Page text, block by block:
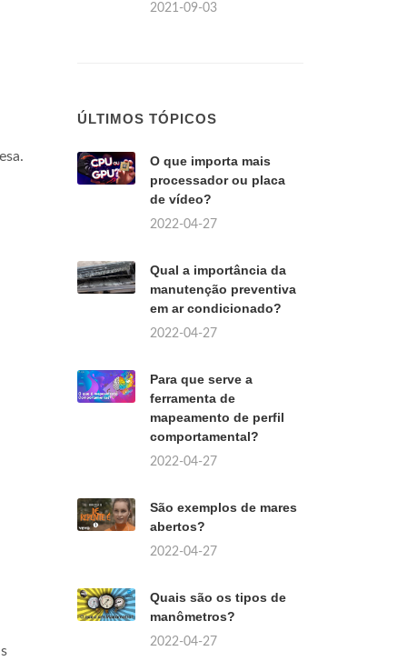
2021-09-03
ÚLTIMOS TÓPICOS
O que importa mais
processador ou placa
de vídeo?
2022-04-27
Qual a importância da
manutenção preventiva
em ar condicionado?
2022-04-27
Para que serve a
ferramenta de
mapeamento de perfil
comportamental?
2022-04-27
São exemplos de mares
abertos?
2022-04-27
Quais são os tipos de
manômetros?
2022-04-27